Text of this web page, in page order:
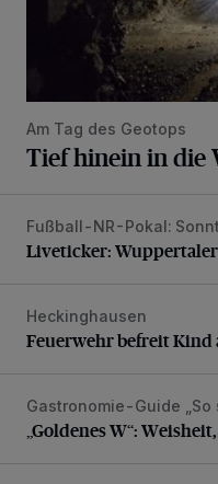
Am Tag des Geotops
Tief hinein in
Liveticker: Wuppertaler
Fußball-NR-Pokal:
Liveticker: Wuppertaler
Feuerwehr befreit Kind
Heckinghausen
Feuerwehr befreit Kind
„Goldenes W“:
Gastronomie-Guide
„Goldenes W“: